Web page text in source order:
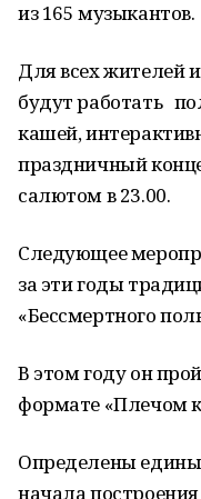
из 165 музыкантов.
Для всех жителей
будут работать
кашей,
праздничный
салютом в 23.00.
Следующее
за эти годы
«Бессмертного
В этом году он
формате «Плечом
Определены
начала